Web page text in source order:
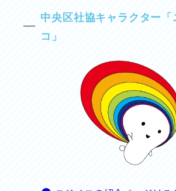
中央区社協キャラクター「
コ」